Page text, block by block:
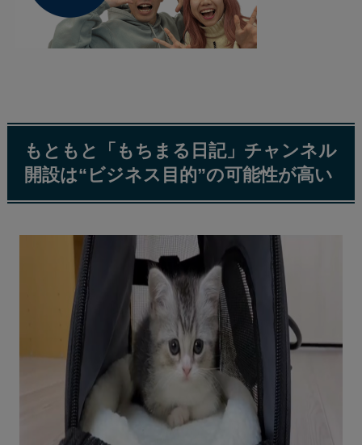
もともと「もちまる日記」チャンネル
開設は“ビジネス目的”の可能性が高い